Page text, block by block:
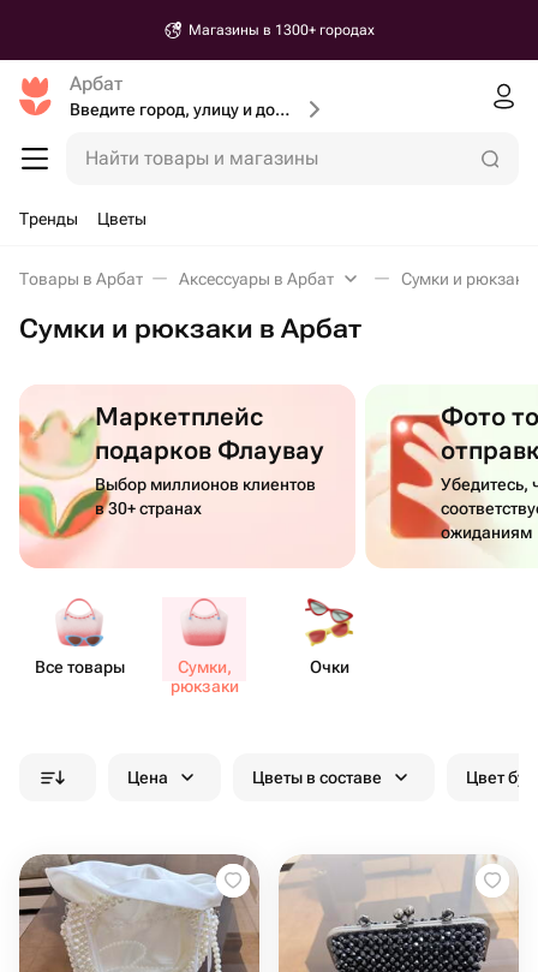
Магазины в 1300+ городах
Арбат
Введите город, улицу и дом доставки
Найти товары и магазины
Тренды Цветы
Товары в Арбат Аксессуары в Арбат Сумки и рюкзаки
Сумки и рюкзаки в Арбат
Маркетплейс
подарков Флаувау
Выбор миллионов клиентов
в 30+ странах
Фото
Убедитесь,
ожиданиям
Все товары
Сумки,
рюкзаки
Очки
Цена Цветы в составе Цвет